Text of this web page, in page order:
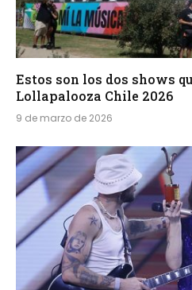
Estos son los dos shows
Lollapalooza Chile 2026
9 de marzo de 2026